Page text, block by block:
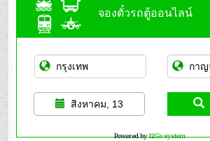
จองตั๋วรถตู้ออนไลน์
สิงหาคม, 13
Powered by12Go system